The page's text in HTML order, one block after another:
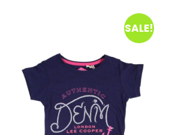
SALE!